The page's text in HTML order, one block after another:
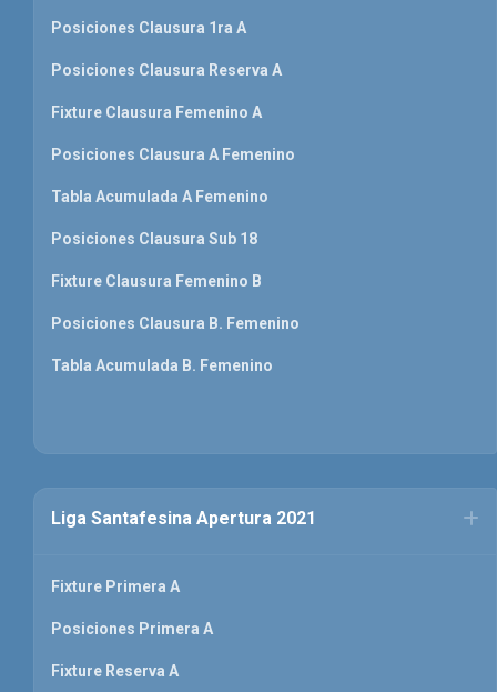
Posiciones Clausura 1ra A
Posiciones Clausura Reserva A
Fixture Clausura Femenino A
Posiciones Clausura A Femenino
Tabla Acumulada A Femenino
Posiciones Clausura Sub 18
Fixture Clausura Femenino B
Posiciones Clausura B. Femenino
Tabla Acumulada B. Femenino
Liga Santafesina Apertura 2021
Fixture Primera A
Posiciones Primera A
Fixture Reserva A